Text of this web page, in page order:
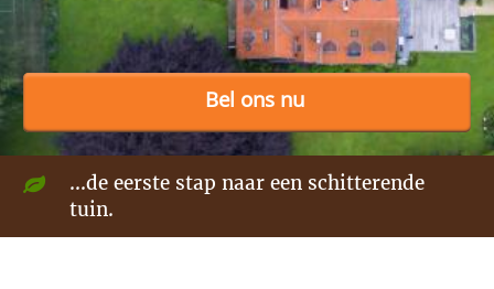
Bel ons nu
...de eerste stap naar een schitterende
tuin.